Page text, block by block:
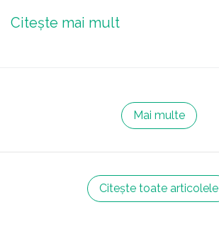
Citește mai mult
Mai multe
Citește toate articolele